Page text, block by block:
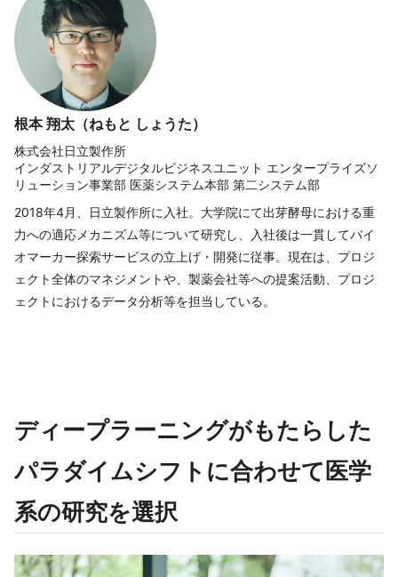
根本 翔太（ねもと しょうた）
株式会社日立製作所
インダストリアルデジタルビジネスユニット エンタープライズソ
リューション事業部 医薬システム本部 第二システム部
2018年4月、日立製作所に入社。大学院にて出芽酵母における重
力への適応メカニズム等について研究し、入社後は一貫してバイ
オマーカー探索サービスの立上げ・開発に従事。現在は、プロジ
ェクト全体のマネジメントや、製薬会社等への提案活動、プロジ
ェクトにおけるデータ分析等を担当している。
ディープラーニングがもたらした
パラダイムシフトに合わせて医学
系の研究を選択